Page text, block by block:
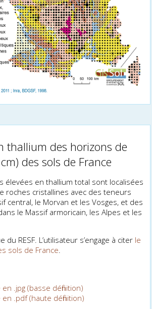
thallium des horizons de
des sols de France
élevées en thallium total sont localisées
roches cristallines avec des teneurs
central, le Morvan et les Vosges, et des
le Massif armoricain, les Alpes et les
RESF. L’utilisateur s’engage à citer le
sols de France
.jpg (basse définition)
.pdf (haute définition)